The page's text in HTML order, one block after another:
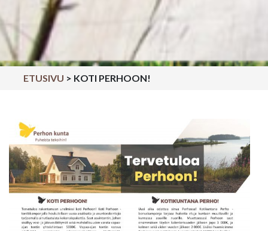
ETUSIVU > KOTI PERHOON!